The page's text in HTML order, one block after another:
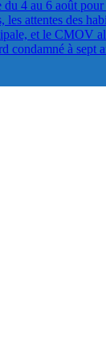
4 au 6 août pour
attentes des
et le CMOV
à sept